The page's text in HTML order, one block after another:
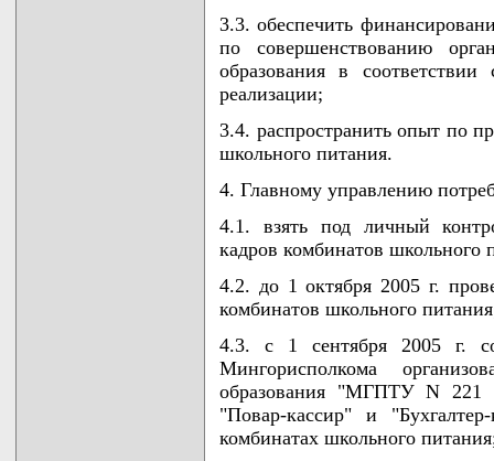
3.3. обеспечить
по совершенствованию
образования в
реализации;
3.4. распространить опыт по
школьного питания.
4. Главному управлению
4.1. взять под личный
кадров комбинатов школьного
4.2. до 1 октября 2005 г.
комбинатов школьного
4.3. с 1 сентября 2005 г.
Мингорисполкома
образования "МГПТУ N 221
"Повар-кассир" и
комбинатах школьного